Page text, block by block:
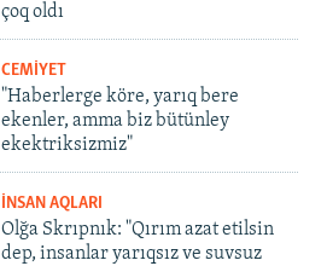
çoq oldı
CEMİYET
"Haberlerge köre, yarıq bere
ekenler, amma biz bütünley
ekektriksizmiz"
İNSAN AQLARI
Olğa Skrıpnık: "Qırım azat etilsin
dep, insanlar yarıqsız ve suvsuz